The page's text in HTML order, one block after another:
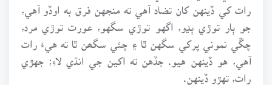
رات کي ڏينهن کان تضاد آهي ته منجهن فرق به اوڏو آهي،
جو ٻار توڙي ٻڍو، اگهو توڙي سگهو، عورت توڙي مرد،
چڱي نموني پرکي سگهن ٿا ۽ چئي سگھن ٿا ته هيءَ رات
آهي، هو ڏينهن هيو. جڏهن ته اکين جي انڌي لاءِ؛ جهڙي
رات، تهڙو ڏينهن.